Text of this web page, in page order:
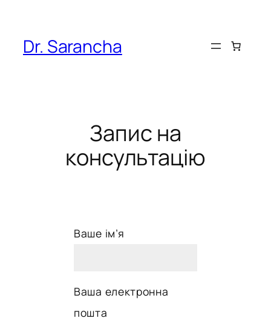
вмістуDr. Sarancha
Запис на
консультацію
Ваше ім’я
Ваша електронна
пошта